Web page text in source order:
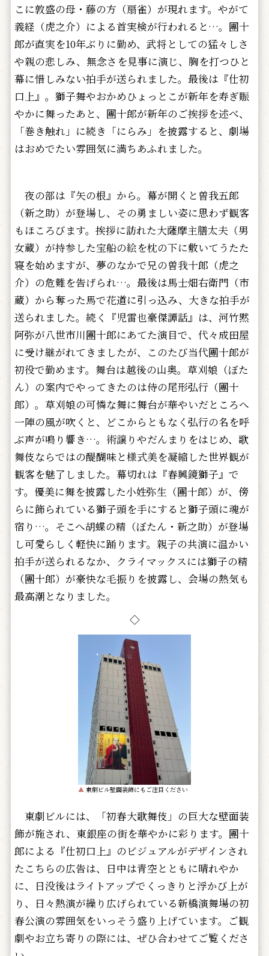
こに敦盛の母・藤の方（扇雀）が現れます。やがて
義経（虎之介）による首実検が行われると…。團十
郎が直実を10年ぶりに勤め、武将としての猛々しさ
や親の悲しみ、無念さを見事に演じ、胸を打つひと
幕に惜しみない拍手が送られました。最後は『仕初
口上』。獅子舞やおかめひょっとこが新年を寿ぎ賑
やかに舞ったあと、團十郎が新年のご挨拶を述べ、
「巻き触れ」に続き「にらみ」を披露すると、劇場
はおめでたい雰囲気に満ちあふれました。
夜の部は『矢の根』から。幕が開くと曽我五郎
（新之助）が登場し、その勇ましい姿に思わず観客
もほころびます。挨拶に訪れた大薩摩主膳太夫（男
女蔵）が持参した宝船の絵を枕の下に敷いてうたた
寝を始めますが、夢のなかで兄の曽我十郎（虎之
介）の危難を告げられ…。最後は馬士畑右衛門（市
蔵）から奪った馬で花道に引っ込み、大きな拍手が
送られました。続く『児雷也豪傑譚話』は、河竹黙
阿弥が八世市川團十郎にあてた演目で、代々成田屋
に受け継がれてきましたが、このたび当代團十郎が
初役で勤めます。舞台は越後の山奥。草刈娘（ぼた
ん）の案内でやってきたのは侍の尾形弘行（團十
郎）。草刈娘の可憐な舞に舞台が華やいだところへ
一陣の風が吹くと、どこからともなく弘行の名を呼
ぶ声が鳴り響き…。術譲りやだんまりをはじめ、歌
舞伎ならではの醍醐味と様式美を凝縮した世界観が
観客を魅了しました。幕切れは『春興鏡獅子』で
す。優美に舞を披露した小姓弥生（團十郎）が、傍
らに飾られている獅子頭を手にすると獅子頭に魂が
宿り…。そこへ胡蝶の精（ぼたん・新之助）が登場
し可愛らしく軽快に踊ります。親子の共演に温かい
拍手が送られるなか、クライマックスには獅子の精
（團十郎）が豪快な毛振りを披露し、会場の熱気も
最高潮となりました。
◇
▲ 東劇ビル壁面装飾にもご注目ください
東劇ビルには、「初春大歌舞伎」の巨大な壁面装
飾が施され、東銀座の街を華やかに彩ります。團十
郎による『仕初口上』のビジュアルがデザインされ
たこちらの広告は、日中は青空とともに晴れやか
に、日没後はライトアップでくっきりと浮かび上が
り、日々熱演が繰り広げられている新橋演舞場の初
春公演の雰囲気をいっそう盛り上げています。ご観
劇やお立ち寄りの際には、ぜひ合わせてご覧くださ